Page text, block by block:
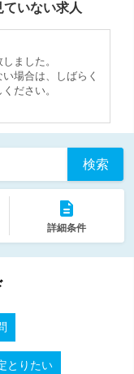
いない求人
ました。
場合は、しばらく
ださい。
検索
詳細条件
とりたい